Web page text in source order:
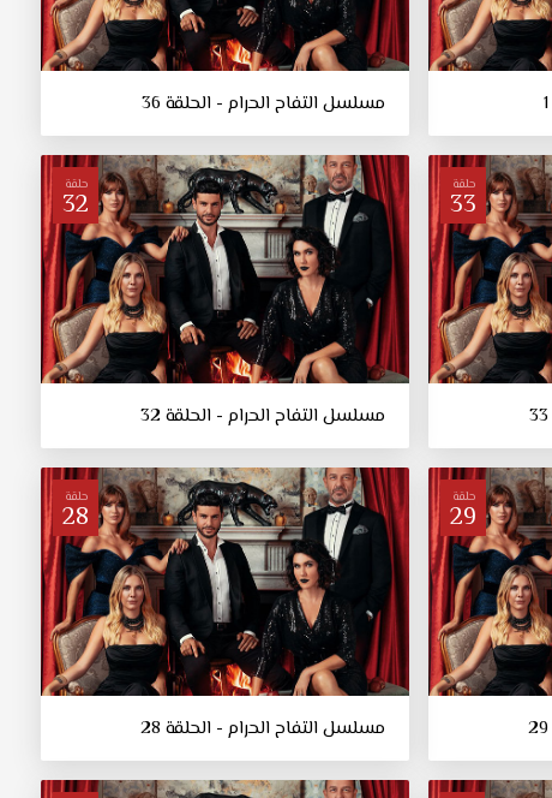
مسلسل التفاح الحرام - الحلقة 36
حلقة
33
حلقة
32
مسلسل التفاح الحرام - الحلقة 32
حلقة
29
حلقة
28
مسلسل التفاح الحرام - الحلقة 28